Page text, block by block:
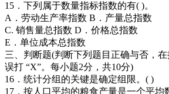
15．下列属于数量指标指数的有( )。
A．劳动生产率指数 B．产量总指数
C. 销售量总指数 D．价格总指数
E．单位成本总指数
三、判断题(判断下列题目正确与否，
误打 “X”。每小题2分，共10分)
16．统计分组的关键是确定组限。( )
17．按人口平均的粮食产量是一个平均